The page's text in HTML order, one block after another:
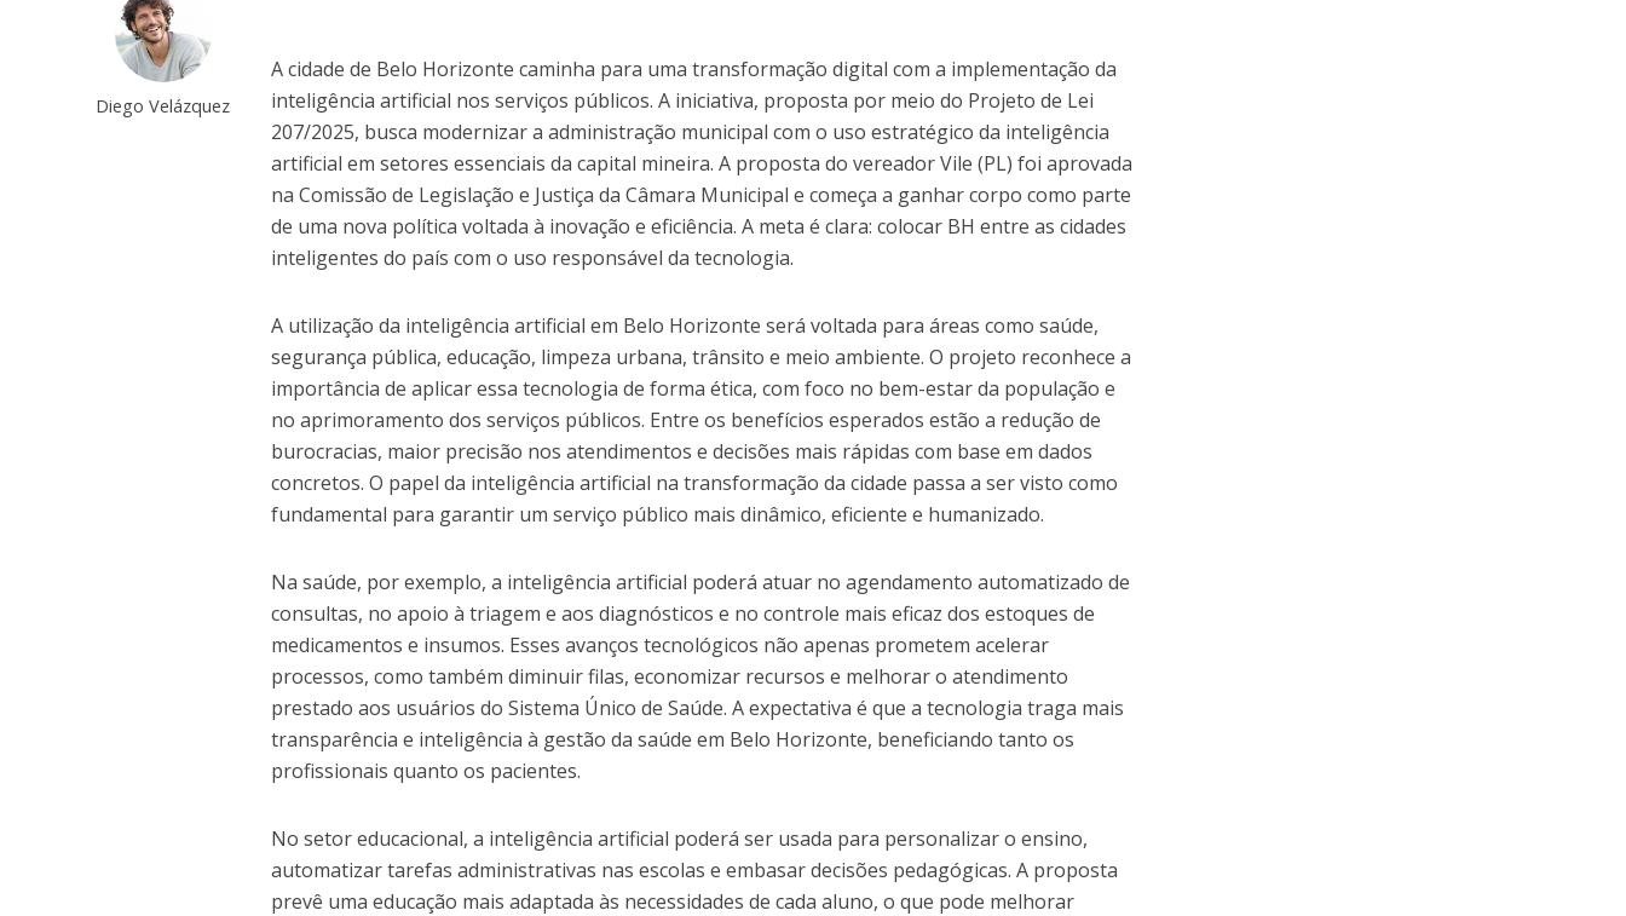
Diego Velázquez
A cidade de Belo Horizonte caminha para uma transformação digital com a implementação da
inteligência artificial nos serviços públicos. A iniciativa, proposta por meio do Projeto de Lei
207/2025, busca modernizar a administração municipal com o uso estratégico da inteligência
artificial em setores essenciais da capital mineira. A proposta do vereador Vile (PL) foi aprovada
na Comissão de Legislação e Justiça da Câmara Municipal e começa a ganhar corpo como parte
de uma nova política voltada à inovação e eficiência. A meta é clara: colocar BH entre as cidades
inteligentes do país com o uso responsável da tecnologia.
A utilização da inteligência artificial em Belo Horizonte será voltada para áreas como saúde,
segurança pública, educação, limpeza urbana, trânsito e meio ambiente. O projeto reconhece a
importância de aplicar essa tecnologia de forma ética, com foco no bem-estar da população e
no aprimoramento dos serviços públicos. Entre os benefícios esperados estão a redução de
burocracias, maior precisão nos atendimentos e decisões mais rápidas com base em dados
concretos. O papel da inteligência artificial na transformação da cidade passa a ser visto como
fundamental para garantir um serviço público mais dinâmico, eficiente e humanizado.
Na saúde, por exemplo, a inteligência artificial poderá atuar no agendamento automatizado de
consultas, no apoio à triagem e aos diagnósticos e no controle mais eficaz dos estoques de
medicamentos e insumos. Esses avanços tecnológicos não apenas prometem acelerar
processos, como também diminuir filas, economizar recursos e melhorar o atendimento
prestado aos usuários do Sistema Único de Saúde. A expectativa é que a tecnologia traga mais
transparência e inteligência à gestão da saúde em Belo Horizonte, beneficiando tanto os
profissionais quanto os pacientes.
No setor educacional, a inteligência artificial poderá ser usada para personalizar o ensino,
automatizar tarefas administrativas nas escolas e embasar decisões pedagógicas. A proposta
prevê uma educação mais adaptada às necessidades de cada aluno, o que pode melhorar